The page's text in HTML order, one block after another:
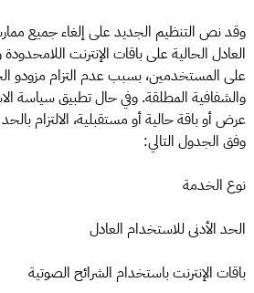
وقد نص التنظيم الجديد على إلغاء جميع
العادل الحالية على باقات الإنترنت
على المستخدمين، بسبب عدم التزام مزودو
والشفافية المطلقة. وفي حال تطبيق سياسة
عرض أو باقة حالية أو مستقبلية، الالتزام
وفق الجدول التالي:
نوع الخدمة
الحد الأدنى للاستخدام العادل
باقات الإنترنت باستخدام الشرائح الصوتية